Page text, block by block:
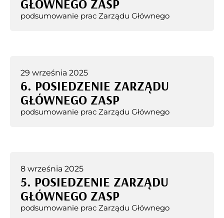
GŁÓWNEGO ZASP
podsumowanie prac Zarządu Głównego
29 września 2025
6. POSIEDZENIE ZARZĄDU
GŁÓWNEGO ZASP
podsumowanie prac Zarządu Głównego
8 września 2025
5. POSIEDZENIE ZARZĄDU
GŁÓWNEGO ZASP
podsumowanie prac Zarządu Głównego